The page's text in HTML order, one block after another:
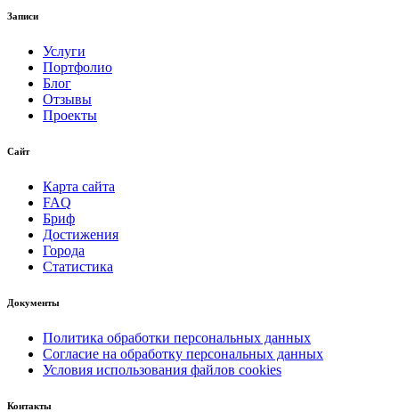
Записи
Услуги
Портфолио
Блог
Отзывы
Проекты
Сайт
Карта сайта
FAQ
Бриф
Достижения
Города
Статистика
Документы
Политика обработки персональных данных
Согласие на обработку персональных данных
Условия использования файлов cookies
Контакты